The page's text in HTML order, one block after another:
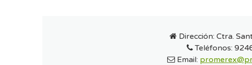
Dirección: Ctra.
Teléfonos:
Email: